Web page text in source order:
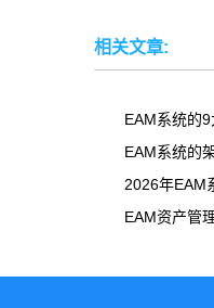
相关文章:
EAM系统的
EAM系统的
2026年EAM
EAM资产管